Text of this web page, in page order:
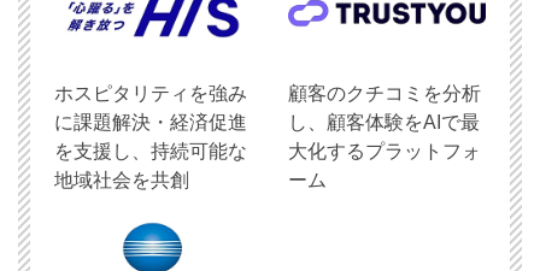
ホスピタリティを強み
に課題解決・経済促進
を支援し、持続可能な
地域社会を共創
顧客のクチコミを分析
し、顧客体験をAIで最
大化するプラットフォ
ーム